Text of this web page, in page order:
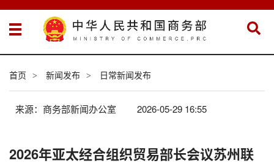
首页 > 新闻发布 > 日常新闻发布
来源：商务部新闻办公室 2026-05-29 16:55
2026年亚太经合组织贸易部长会议苏州联